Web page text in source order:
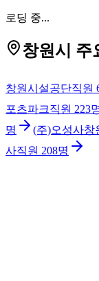
로딩 중...
창원시 주
창원시설공단직원
포츠파크직원 223
명
(주)오성사창
사직원 208명